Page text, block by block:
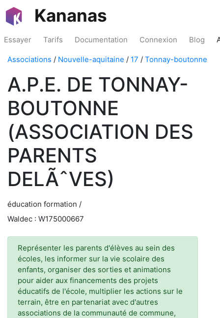
Kananas
Essayer Tarifs Documentation Connexion Blog
Associations / Nouvelle-aquitaine / 17 / Tonnay-boutonne
A.P.E. DE TONNAY-
BOUTONNE
(ASSOCIATION DES
PARENTS
DELÃˆVES)
éducation formation /
Waldec : W175000667
Représenter les parents d'élèves au sein des
écoles, les informer sur la vie scolaire des
enfants, organiser des sorties et animations
pour aider aux financements des projets
éducatifs de l'école, multiplier les actions sur le
terrain, être en partenariat avec d'autres
associations de la communauté de commune,